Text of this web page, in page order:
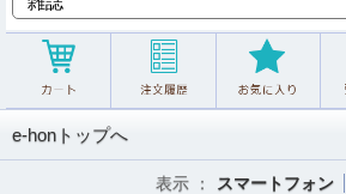
e-honトップへ
表示 ： スマートフォン